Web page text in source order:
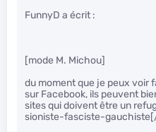
FunnyD a écrit :
[mode M. Michou]
du moment que je peux voir
sur Facebook, ils peuvent
sites qui doivent être un
sioniste-fasciste-